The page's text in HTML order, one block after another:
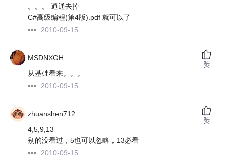
。。。 通通去掉
C#高级编程(第4版).pdf 就可以了
2010-09-15
MSDNXGH
从基础看来。。。
2010-09-15
赞
zhuanshen712
4,5,9,13
别的没看过，5也可以忽略，13必看
2010-09-15
赞